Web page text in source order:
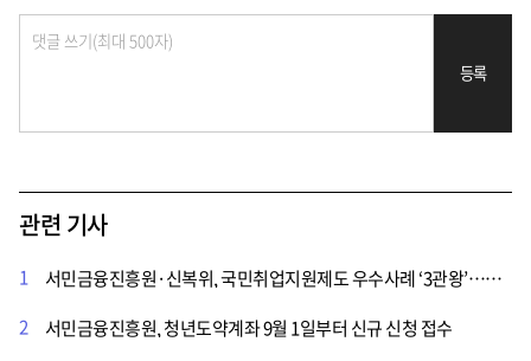
등록
관련 기사
1
서민금융진흥원·신복위, 국민취업지원제도 우수사례 ‘3관왕’…청년·취약계층 돕는 연계협업 성과 인정
2
서민금융진흥원, 청년도약계좌 9월 1일부터 신규 신청 접수